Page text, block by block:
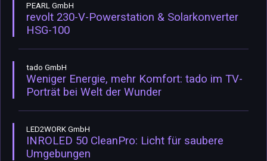
PEARL GmbH
revolt 230-V-Powerstation & Solarkonverter
HSG-100
tado GmbH
Weniger Energie, mehr Komfort: tado im TV-
Porträt bei Welt der Wunder
LED2WORK GmbH
INROLED 50 CleanPro: Licht für saubere
Umgebungen